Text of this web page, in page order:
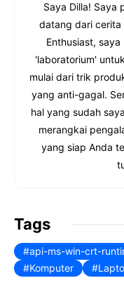
k
o
o
k
Saya Dilla! Saya
datang dari cerita
Enthusiast,
'laboratorium'
mulai dari trik
yang anti-gagal.
hal yang sudah
merangkai
yang siap Anda
Tags
api-ms-win-crt-
Komputer